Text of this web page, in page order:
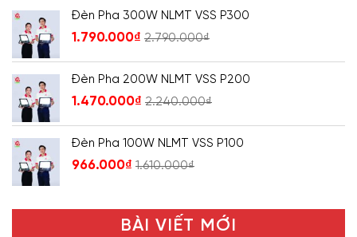
Đèn Pha 300W NLMT VSS P300
1.790.000₫ 2.790.000₫
Đèn Pha 200W NLMT VSS P200
1.470.000₫ 2.240.000₫
Đèn Pha 100W NLMT VSS P100
966.000₫ 1.610.000₫
BÀI VIẾT MỚI